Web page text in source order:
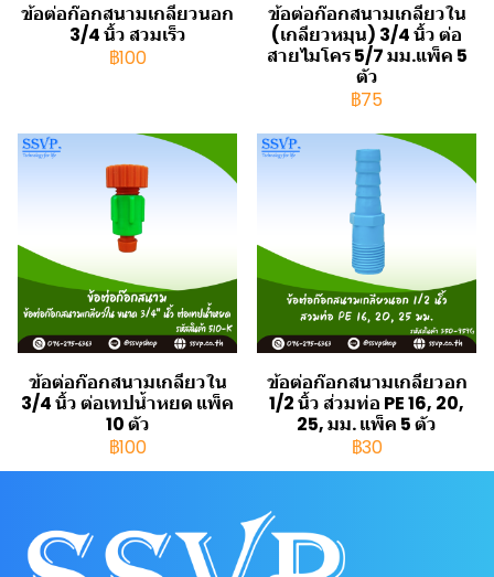
ข้อต่อก๊อกสนามเกลียวนอก
3/4 นิ้ว สวมเร็ว
฿100
ข้อต่อก๊อกสนามเกลียวใน
(เกลียวหมุน) 3/4 นิ้ว ต่อ
สายไมโคร 5/7 มม.แพ็ค 5
ตัว
฿75
ข้อต่อก๊อกสนามเกลียวใน
3/4 นิ้ว ต่อเทปน้ำหยด แพ็ค
10 ตัว
฿100
ข้อต่อก๊อกสนามเกลียวอก
1/2 นิ้ว ส่วมท่อ PE 16, 20,
25, มม. แพ็ค 5 ตัว
฿30